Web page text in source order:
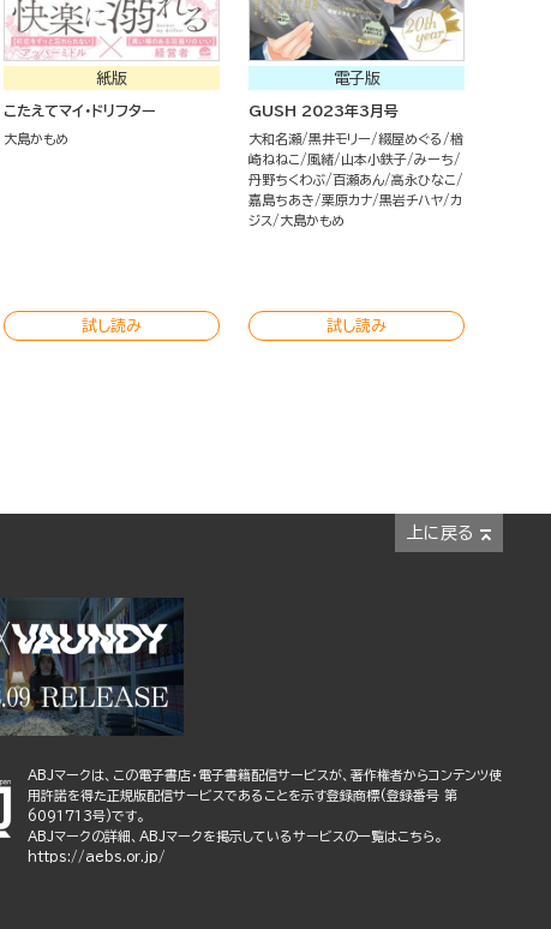
紙版
こたえてマイ・ドリフター
大島かもめ
試し読み
電子版
GUSH 2023年3月号
大和名瀬 黒井モリー 綴屋めぐる
楢
崎ねねこ
風緒 山本小鉄子 みーち
丹野ちくわぶ 百瀬あん 高永ひなこ
嘉島ちあき
栗原カナ 黒岩チハヤ カ
ジス
大島かもめ
試し読み
上に戻る
ABJマークは、この電子書店・電子書籍配信サービスが、著作権者からコンテンツ使
用許諾を得た正規版配信サービスであることを示す登録商標(登録番号 第
6091713号)です。
ABJマークの詳細、ABJマークを掲示しているサービスの一覧はこちら。
https://aebs.or.jp/